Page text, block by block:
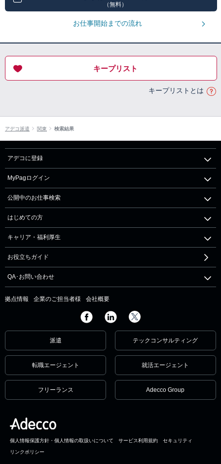
（無料）
お仕事開始までの流れ
キープリスト
キープリストとは
アデコ派遣 関東 検索結果
アデコに登録
MyPagログイン
公開中のお仕事検索
はじめての方
キャリア・福利厚生
お役立ちガイド
QA･お問い合わせ
拠点情報 企業のご担当者様 会社概要
派遣 テックコンサルティング
転職エージェント 就活エージェント
フリーランス Adecco Group
個人情報保護方針・個人情報の取扱いについて サービス利用規約 セキュリティ
リンクポリシー